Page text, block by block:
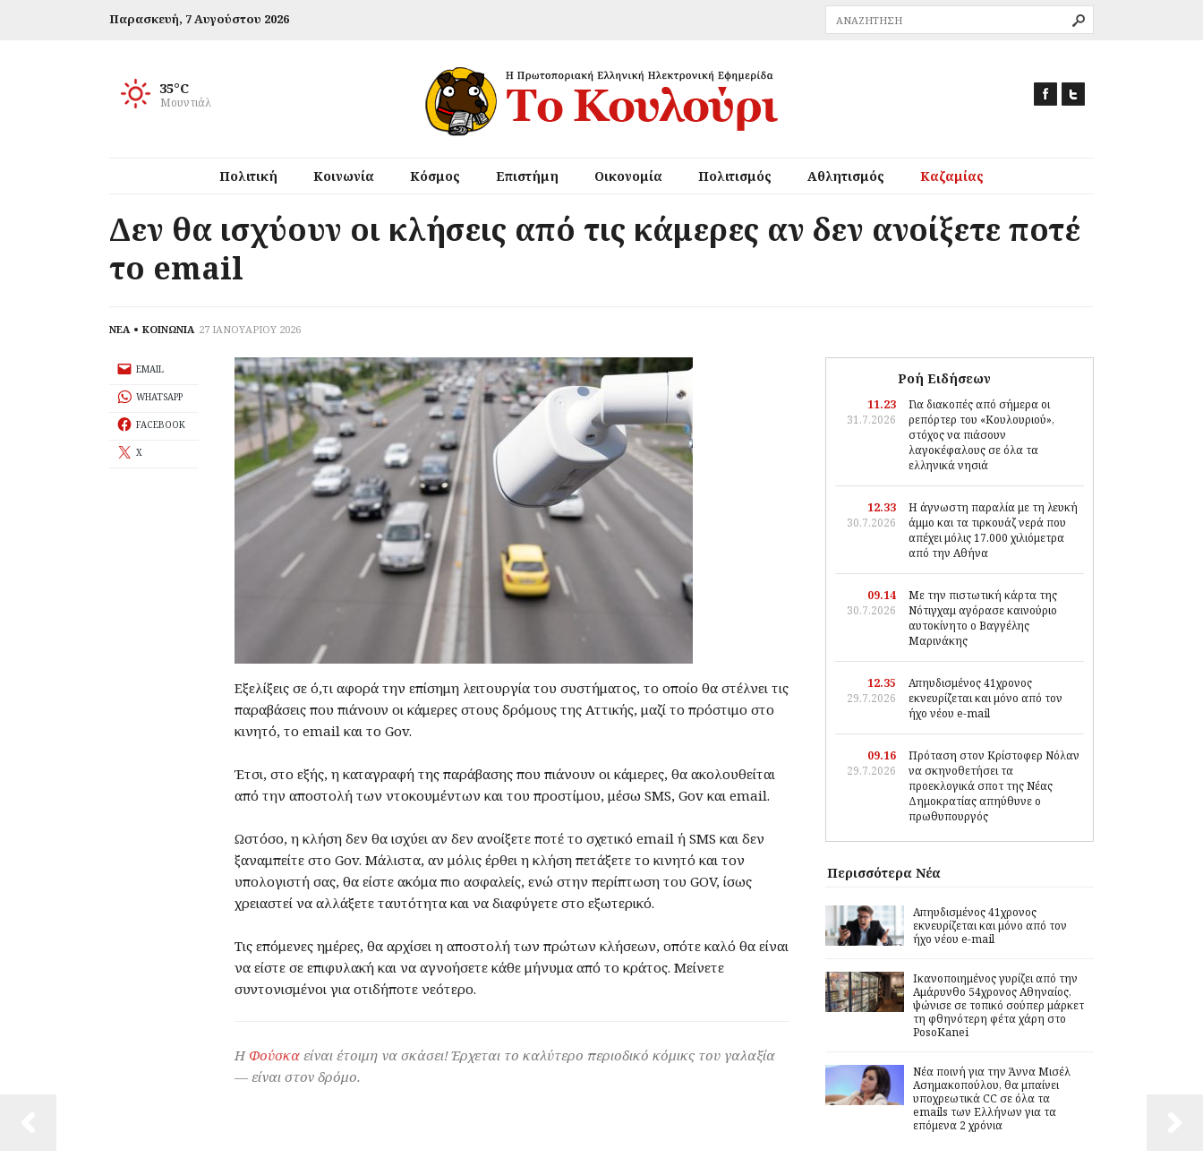
Μουντιάλ
35°C
Παρασκευή, 7 Αυγούστου 2026
Πολιτική Κοινωνία Κόσμος Επιστήμη Οικονομία Πολιτισμός Αθλητισμός Καζαμίας
Δεν θα ισχύουν οι κλήσεις από τις κάμερες αν δεν ανοίξετε ποτέ
το email
ΝΕΑ ΚΟΙΝΩΝΙΑ 27 ΙΑΝΟΥΑΡΙΟΥ 2026
Εξελίξεις σε ό,τι αφορά την επίσημη λειτουργία του συστήματος, το οποίο θα στέλνει τις
παραβάσεις που πιάνουν οι κάμερες στους δρόμους της Αττικής, μαζί το πρόστιμο στο
κινητό, το email και το Gov.
Έτσι, στο εξής, η καταγραφή της παράβασης που πιάνουν οι κάμερες, θα ακολουθείται
από την αποστολή των ντοκουμέντων και του προστίμου, μέσω SMS, Gov και email.
Ωστόσο, η κλήση δεν θα ισχύει αν δεν ανοίξετε ποτέ το σχετικό email ή SMS και δεν
ξαναμπείτε στο Gov. Μάλιστα, αν μόλις έρθει η κλήση πετάξετε το κινητό και τον
υπολογιστή σας, θα είστε ακόμα πιο ασφαλείς, ενώ στην περίπτωση του GOV, ίσως
χρειαστεί να αλλάξετε ταυτότητα και να διαφύγετε στο εξωτερικό.
Τις επόμενες ημέρες, θα αρχίσει η αποστολή των πρώτων κλήσεων, οπότε καλό θα είναι
να είστε σε επιφυλακή και να αγνοήσετε κάθε μήνυμα από το κράτος. Μείνετε
συντονισμένοι για οτιδήποτε νεότερο.
Η Φούσκα είναι έτοιμη να σκάσει! Έρχεται το καλύτερο περιοδικό κόμικς του γαλαξία
— είναι στον δρόμο.
EMAIL
WHATSAPP
FACEBOOK
X
Ροή Ειδήσεων
11.23
31.7.2026
Για διακοπές από σήμερα οι
ρεπόρτερ του «Κουλουριού»,
στόχος να πιάσουν
λαγοκέφαλους σε όλα τα
ελληνικά νησιά
12.33
30.7.2026
Η άγνωστη παραλία με τη λευκή
άμμο και τα τιρκουάζ νερά που
απέχει μόλις 17.000 χιλιόμετρα
από την Αθήνα
09.14
30.7.2026
Με την πιστωτική κάρτα της
Νότιγχαμ αγόρασε καινούριο
αυτοκίνητο ο Βαγγέλης
Μαρινάκης
12.35
29.7.2026
Απηυδισμένος 41χρονος
εκνευρίζεται και μόνο από τον
ήχο νέου e-mail
09.16
29.7.2026
Πρόταση στον Κρίστοφερ Νόλαν
να σκηνοθετήσει τα
προεκλογικά σποτ της Νέας
Δημοκρατίας απηύθυνε ο
πρωθυπουργός
Περισσότερα Νέα
Απηυδισμένος 41χρονος
εκνευρίζεται και μόνο από τον
ήχο νέου e-mail
Ικανοποιημένος γυρίζει από την
Αμάρυνθο 54χρονος Αθηναίος,
ψώνισε σε τοπικό σούπερ μάρκετ
τη φθηνότερη φέτα χάρη στο
PosoKanei
Νέα ποινή για την Άννα Μισέλ
Ασημακοπούλου, θα μπαίνει
υποχρεωτικά CC σε όλα τα
emails των Ελλήνων για τα
επόμενα 2 χρόνια